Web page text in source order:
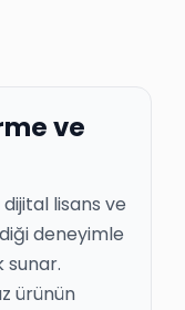
ve
dijital lisans ve
deneyimle
sunar.
ürünün